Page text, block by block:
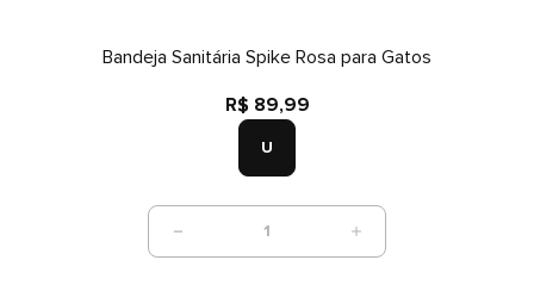
Bandeja Sanitária Spike Rosa para Gatos
R$ 89,99
U
1